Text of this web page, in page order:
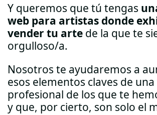
Y queremos que tú tengas
web para artistas donde
vender tu arte de la que te
orgulloso/a.
Nosotros te ayudaremos a
esos elementos claves de
profesional de los que te
y que, por cierto, son solo el